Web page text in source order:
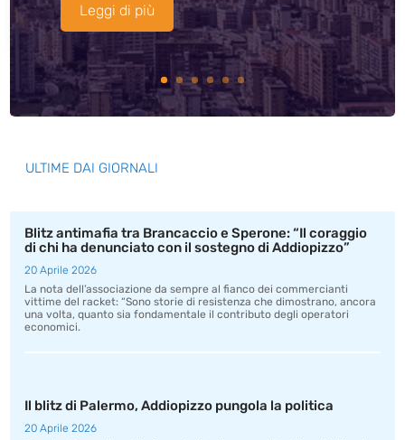
Leggi di più
ULTIME DAI GIORNALI
Blitz antimafia tra Brancaccio e Sperone: “Il coraggio
di chi ha denunciato con il sostegno di Addiopizzo”
20 Aprile 2026
La nota dell’associazione da sempre al fianco dei commercianti
vittime del racket: “Sono storie di resistenza che dimostrano, ancora
una volta, quanto sia fondamentale il contributo degli operatori
economici.
Il blitz di Palermo, Addiopizzo pungola la politica
20 Aprile 2026